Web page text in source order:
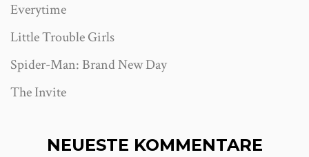
Everytime
Little Trouble Girls
Spider-Man: Brand New Day
The Invite
NEUESTE KOMMENTARE